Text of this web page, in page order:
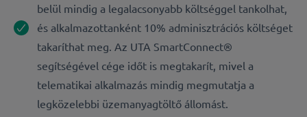
belül mindig a legalacsonyabb költséggel tankolhat,
és alkalmazottanként 10% adminisztrációs költséget
takaríthat meg. Az UTA SmartConnect®
segítségével cége időt is megtakarít, mivel a
telematikai alkalmazás mindig megmutatja a
legközelebbi üzemanyagtöltő állomást.